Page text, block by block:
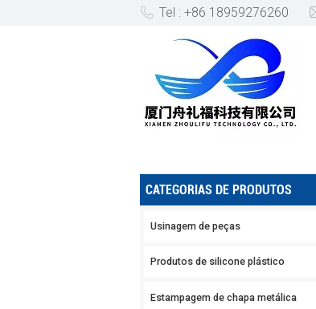
Tel : +86 18959276260
PRODUTO DE
CATEGORIAS DE PRODUTOS
Usinagem de peças
Produtos de silicone plástico
Estampagem de chapa metálica